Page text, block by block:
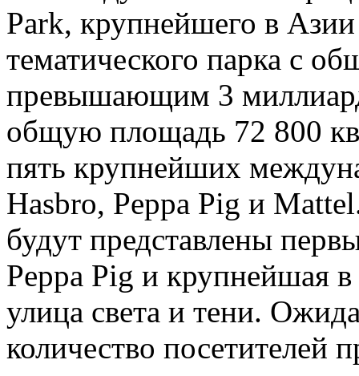
Park, крупнейшего в Азии
тематического парка с
превышающим 3
общую площадь 72 800
пять крупнейших
Hasbro, Peppa Pig и
будут представлены
Peppa Pig и крупнейшая
улица света и тени.
количество посетителей